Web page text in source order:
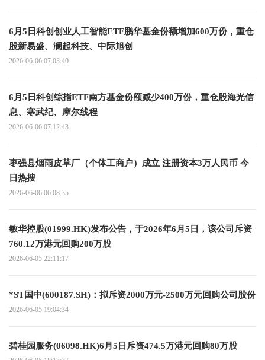
6月5日科创创业人工智能ETF鹏华基金份额增加600万份，重仓
股新易盛、澜起科技、中际旭创
2026-06-06 07:03:40
6月5日科创综指ETF南方基金份额减少400万份，重仓股海光信
息、寒武纪、摩尔线程
2026-06-06 07:12:43
枣强县烟雨皮草厂（个体工商户）成立 注册资本3万人民币 今
日热搜
2026-06-06 06:08:35
敏华控股(01999.HK)发布公告，于2026年6月5日，该公司斥资
760.12万港元回购200万股
2026-06-05 22:11:17
*ST国中(600187.SH)：拟斥资2000万元-2500万元回购公司股份
2026-06-05 19:04:34
碧桂园服务(06098.HK)6月5日斥资474.5万港元回购80万股